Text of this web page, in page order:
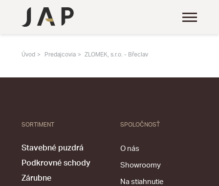
Úvod Predajcovia ZLOMEK, s.r.o. - Břeclav
SORTIMENT
Stavebné puzdrá
Podkrovné schody
Zárubne
SPOLOČNOSŤ
O nás
Showroomy
Na stiahnutie